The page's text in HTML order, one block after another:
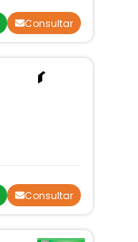
Consultar
Consultar